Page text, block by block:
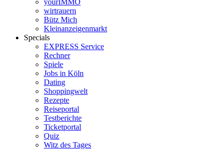
yourIMMO
wirtrauern
Bütz Mich
Kleinanzeigenmarkt
Specials
EXPRESS Service
Rechner
Spiele
Jobs in Köln
Dating
Shoppingwelt
Rezepte
Reiseportal
Testberichte
Ticketportal
Quiz
Witz des Tages